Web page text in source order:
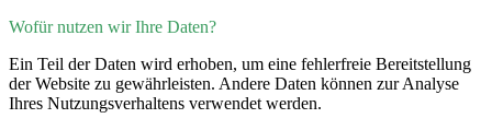
Wofür nutzen wir Ihre Daten?
Ein Teil der Daten wird erhoben, um eine fehlerfreie Bereitstellung
der Website zu gewährleisten. Andere Daten können zur Analyse
Ihres Nutzungsverhaltens verwendet werden.